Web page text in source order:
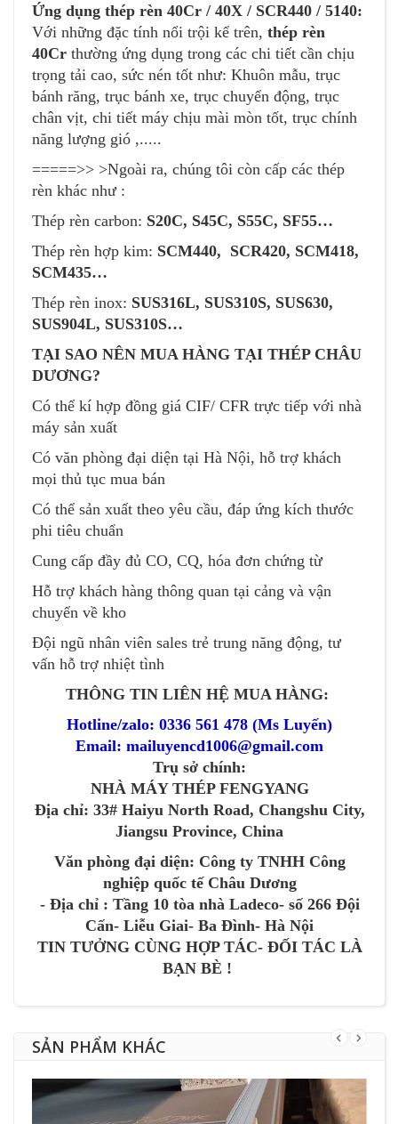
Ứng dụng thép rèn 40Cr / 40X / SCR440 / 5140:
Với những đặc tính nổi trội kể trên, thép rèn
40Cr thường ứng dụng trong các chi tiết cần chịu
trọng tải cao, sức nén tốt như: Khuôn mẫu, trục
bánh răng, trục bánh xe, trục chuyển động, trục
chân vịt, chi tiết máy chịu mài mòn tốt, trục chính
năng lượng gió ,.....
=====>> >Ngoài ra, chúng tôi còn cấp các thép
rèn khác như :
Thép rèn carbon: S20C, S45C, S55C, SF55…
Thép rèn hợp kim: SCM440, SCR420, SCM418,
SCM435…
Thép rèn inox: SUS316L, SUS310S, SUS630,
SUS904L, SUS310S…
TẠI SAO NÊN MUA HÀNG TẠI THÉP CHÂU
DƯƠNG?
Có thể kí hợp đồng giá CIF/ CFR trực tiếp với nhà
máy sản xuất
Có văn phòng đại diện tại Hà Nội, hỗ trợ khách
mọi thủ tục mua bán
Có thể sản xuất theo yêu cầu, đáp ứng kích thước
phi tiêu chuẩn
Cung cấp đầy đủ CO, CQ, hóa đơn chứng từ
Hỗ trợ khách hàng thông quan tại cảng và vận
chuyển về kho
Đội ngũ nhân viên sales trẻ trung năng động, tư
vấn hỗ trợ nhiệt tình
THÔNG TIN LIÊN HỆ MUA HÀNG:
Hotline/zalo: 0336 561 478 (Ms Luyến)
Email: mailuyencd1006@gmail.com
Trụ sở chính:
NHÀ MÁY THÉP FENGYANG
Địa chỉ: 33# Haiyu North Road, Changshu City,
Jiangsu Province, China
Văn phòng đại diện: Công ty TNHH Công
nghiệp quốc tế Châu Dương
- Địa chỉ : Tầng 10 tòa nhà Ladeco- số 266 Đội
Cấn- Liễu Giai- Ba Đình- Hà Nội
TIN TƯỞNG CÙNG HỢP TÁC- ĐỐI TÁC LÀ
BẠN BÈ !
SẢN PHẨM KHÁC